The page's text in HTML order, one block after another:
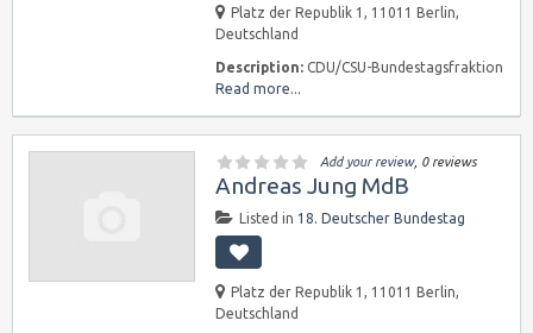
Platz der Republik 1, 11011 Berlin,
Deutschland
Description: CDU/CSU-Bundestagsfraktion
Read more...
Add your review, 0 reviews
Andreas Jung MdB
Listed in 18. Deutscher Bundestag
Platz der Republik 1, 11011 Berlin,
Deutschland